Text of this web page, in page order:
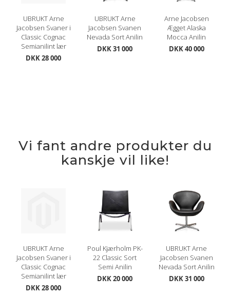
UBRUKT Arne
Jacobsen Svaner i
Classic Cognac
Semianilint lær
DKK 28 000
UBRUKT Arne
Jacobsen Svanen
Nevada Sort Anilin
DKK 31 000
Arne Jacobsen
Ægget Alaska
Mocca Anilin
DKK 40 000
Vi fant andre produkter du
kanskje vil like!
UBRUKT Arne
Jacobsen Svaner i
Classic Cognac
Semianilint lær
DKK 28 000
Poul Kjærholm PK-
22 Classic Sort
Semi Anilin
DKK 20 000
UBRUKT Arne
Jacobsen Svanen
Nevada Sort Anilin
DKK 31 000